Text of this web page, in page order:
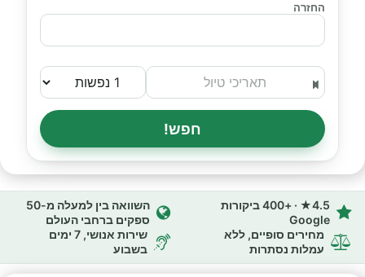
החזרה
חפש!
4.5★ · +400 ביקורות
Google
השוואה בין למעלה מ-50
ספקים ברחבי העולם
מחירים סופיים, ללא
עמלות נסתרות
שירות אנושי, 7 ימים
בשבוע